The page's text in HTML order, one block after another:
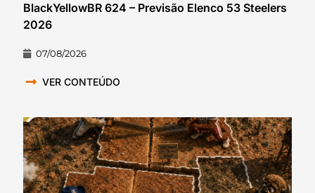
BlackYellowBR 624 – Previsão Elenco 53 Steelers
2026
07/08/2026
VER CONTEÚDO